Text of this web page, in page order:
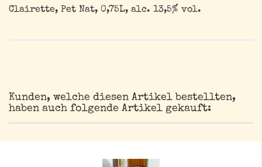
Clairette, Pet Nat, 0,75L, alc. 13,5% vol.
Kunden, welche diesen Artikel bestellten,
haben auch folgende Artikel gekauft: